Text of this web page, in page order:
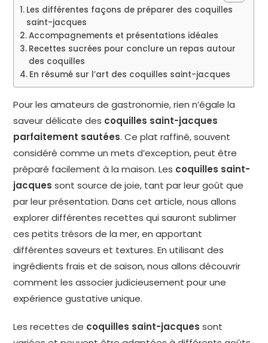
Les différentes façons de préparer des coquilles
saint-jacques
Accompagnements et présentations idéales
Recettes sucrées pour conclure un repas autour
des coquilles
En résumé sur l’art des coquilles saint-jacques
Pour les amateurs de gastronomie, rien n’égale la
saveur délicate des coquilles saint-jacques
parfaitement sautées. Ce plat raffiné, souvent
considéré comme un mets d’exception, peut être
préparé facilement à la maison. Les coquilles saint-
jacques sont source de joie, tant par leur goût que
par leur présentation. Dans cet article, nous allons
explorer différentes recettes qui sauront sublimer
ces petits trésors de la mer, en apportant
différentes saveurs et textures. En utilisant des
ingrédients frais et de saison, nous allons découvrir
comment les associer judicieusement pour une
expérience gustative unique.
Les recettes de coquilles saint-jacques sont